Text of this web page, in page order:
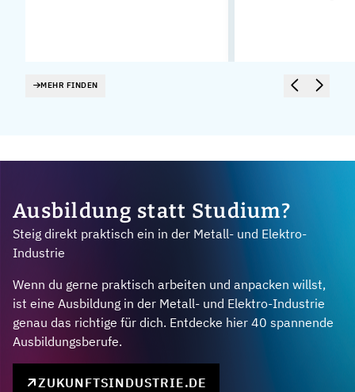
MEHR FINDEN
Ausbildung statt Studium?
Steig direkt praktisch ein in der Metall- und Elektro-
Industrie
Wenn du gerne praktisch arbeiten und anpacken willst,
ist eine Ausbildung in der Metall- und Elektro-Industrie
genau das richtige für dich. Entdecke hier 40 spannende
Ausbildungsberufe.
ZUKUNFTSINDUSTRIE.DE